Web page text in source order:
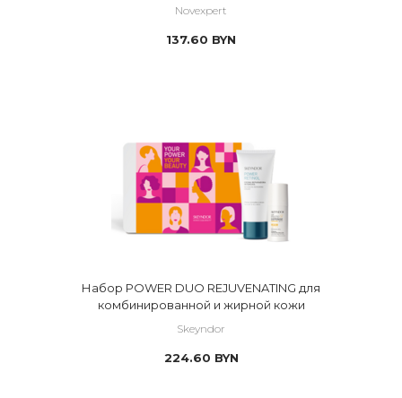
Novexpert
137.60 BYN
Набор POWER DUO REJUVENATING для
комбинированной и жирной кожи
Skeyndor
224.60 BYN